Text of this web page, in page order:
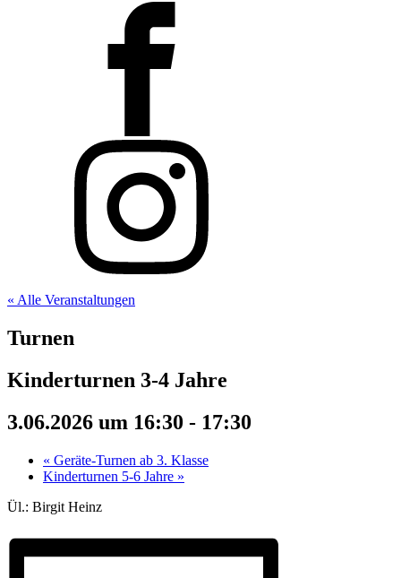
« Alle Veranstaltungen
Turnen
Kinderturnen 3-4 Jahre
3.06.2026 um 16:30 - 17:30
« Geräte-Turnen ab 3. Klasse
Kinderturnen 5-6 Jahre »
Ül.: Birgit Heinz